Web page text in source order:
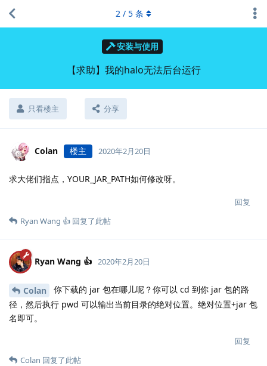
安装与使用
【求助】我的halo无法后台运行
只看楼主 分享
2 / 5 条
Colan 楼主 2020年2月20日
求大佬们指点，YOUR_JAR_PATH如何修改呀。
回复
Ryan Wang 👍 回复了此帖
Ryan Wang 👍 2020年2月20日
Colan
你下载的 jar 包在哪儿呢？你可以 cd 到你 jar 包的路
径，然后执行 pwd 可以输出当前目录的绝对位置。绝对位置+jar 包
名即可。
回复
Colan 回复了此帖